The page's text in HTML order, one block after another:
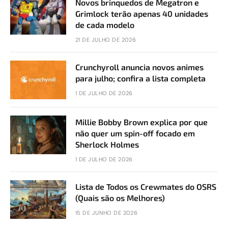
Novos brinquedos de Megatron e
Grimlock terão apenas 40 unidades
de cada modelo
21 DE JULHO DE 2026
Crunchyroll anuncia novos animes
para julho; confira a lista completa
1 DE JULHO DE 2026
Millie Bobby Brown explica por que
não quer um spin-off focado em
Sherlock Holmes
1 DE JULHO DE 2026
Lista de Todos os Crewmates do OSRS
(Quais são os Melhores)
15 DE JUNHO DE 2026